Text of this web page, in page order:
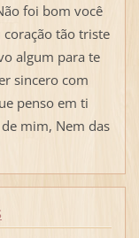
foi bom você
tão triste
algum para te
sincero com
penso em ti
mim, Nem das